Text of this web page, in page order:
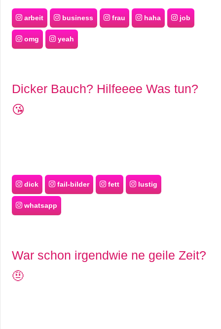
arbeit business frau haha job
omg yeah
Dicker Bauch? Hilfeeee Was tun?
😘
dick fail-bilder fett lustig
whatsapp
War schon irgendwie ne geile Zeit?
🤨